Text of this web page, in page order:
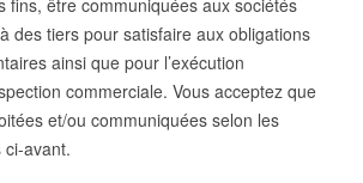
fins, être communiquées aux sociétés
des tiers pour satisfaire aux obligations
ainsi que pour l’exécution
commerciale. Vous acceptez que
et/ou communiquées selon les
ci-avant.